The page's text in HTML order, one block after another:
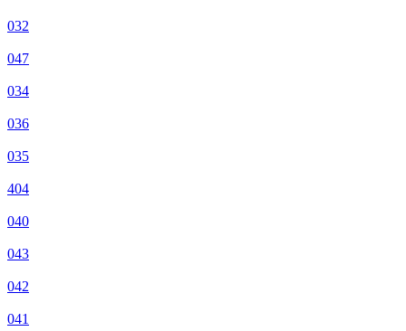
032
047
034
036
035
404
040
043
042
041